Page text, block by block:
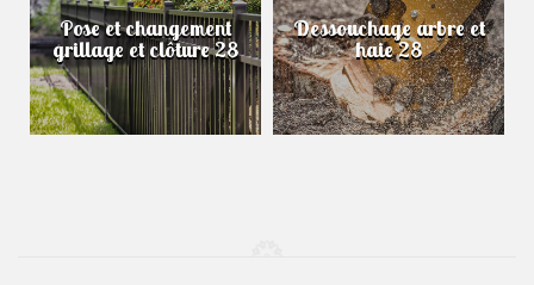
Pose et changement
grillage et clôture 28
Dessouchage arbre et
haie 28